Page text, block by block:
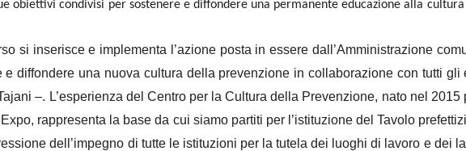
obiettivi condivisi per sostenere e diffondere una permanente educazione alla
si inserisce e implementa l’azione posta in essere dall’Amministrazione
e diffondere una nuova cultura della prevenzione in collaborazione con tutti gli
–. L’esperienza del Centro per la Cultura della Prevenzione, nato nel 2015
rappresenta la base da cui siamo partiti per l’istituzione del Tavolo
dell’impegno di tutte le istituzioni per la tutela dei luoghi di lavoro e dei